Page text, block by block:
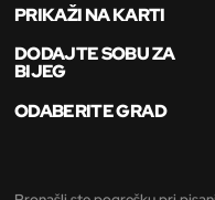
PRIKAŽI NA KARTI
DODAJTE SOBU ZA
BIJEG
ODABERITE GRAD